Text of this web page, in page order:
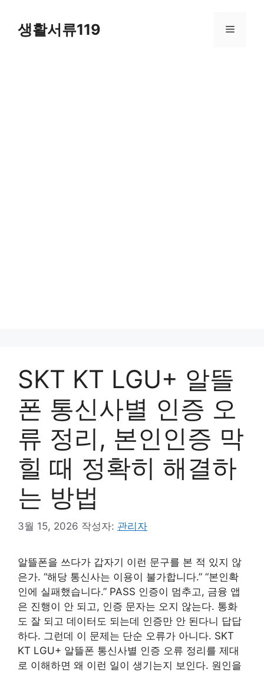
생활서류119 메
SKT KT LGU+ 알뜰
폰 통신사별 인증 오
류 정리, 본인인증 막
힐 때 정확히 해결하
는 방법
3월 15, 2026 작성자: 관리자
알뜰폰을 쓰다가 갑자기 이런 문구를 본 적 있지 않
은가. “해당 통신사는 이용이 불가합니다.” “본인확
인에 실패했습니다.” PASS 인증이 멈추고, 금융 앱
은 진행이 안 되고, 인증 문자는 오지 않는다. 통화
도 잘 되고 데이터도 되는데 인증만 안 된다니 답답
하다. 그런데 이 문제는 단순 오류가 아니다. SKT
KT LGU+ 알뜰폰 통신사별 인증 오류 정리를 제대
로 이해하면 왜 이런 일이 생기는지 보인다. 원인을